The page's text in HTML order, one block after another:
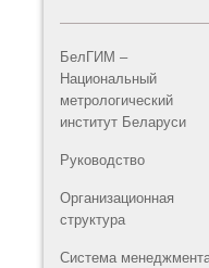
БелГИМ –
Национальный
метрологический
институт Беларуси
Руководство
Организационная
структура
Система